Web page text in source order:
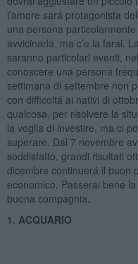
l’amore sará protagonista
una persona
avvicinarla, ma c’e la farai.
saranno particolari eventi,
conoscere una persona
settimana di settembre non
con difficoltá ai nativi di
qualcosa, per risolvere la
la voglia di investire, ma ci
superare. Dal 7 novembre
soddisfatto, grandi risultati
dicembre continuerá il buon
economico. Passerai bene
buona compagnia.
1. ACQUARIO